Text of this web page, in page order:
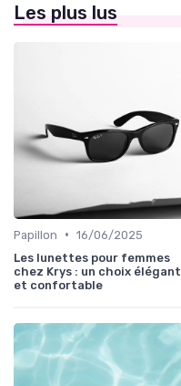
Les plus lus
Papillon • 16/06/2025
Les lunettes pour femmes
chez Krys : un choix élégant
et confortable